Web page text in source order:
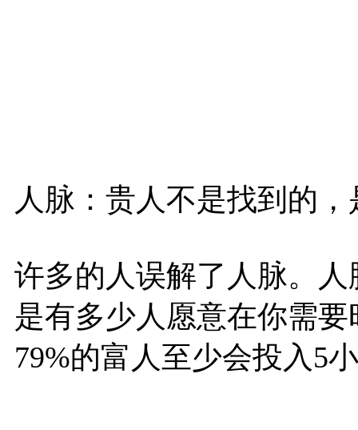
人脉：贵人不是找到的
许多的人误解了人脉。
是有多少人愿意在你需
79%的富人至少会投入5